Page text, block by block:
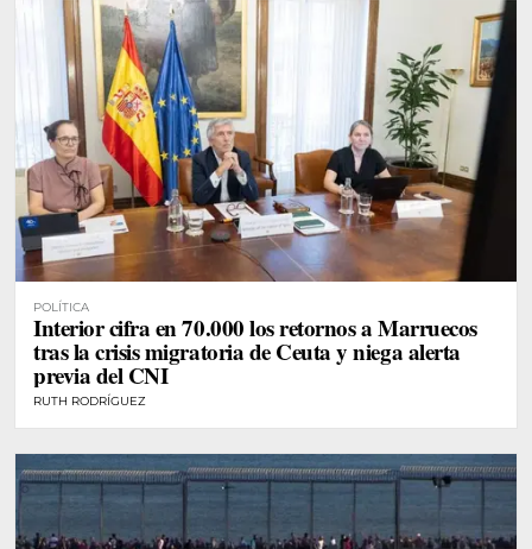
POLÍTICA
Interior cifra en 70.000 los retornos a Marruecos
tras la crisis migratoria de Ceuta y niega alerta
previa del CNI
RUTH RODRÍGUEZ